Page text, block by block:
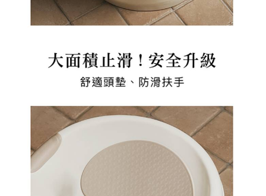
「AFTEE先享後付」，若未經同意申辦者引起之損失，本公司不負相關責
４．使用「AFTEE先享後付」時，將依據個別帳號之用戶狀況，依本公司即
５．嚴禁一人註冊多個帳號或使用他人資訊註冊。若發現惡意使用之情形，
恩沛科技股份有限公司將有權停止該用戶之使用額度並採取法律行動。